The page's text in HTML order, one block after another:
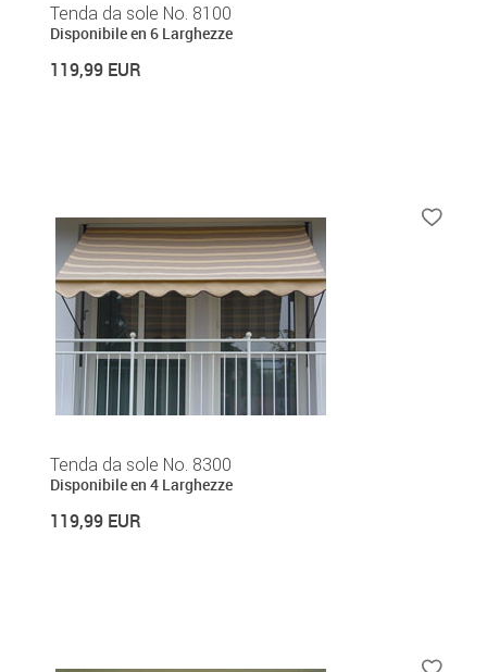
Tenda da sole No. 8100
Disponibile en 6 Larghezze
119,99 EUR
Tenda da sole No. 8300
Disponibile en 4 Larghezze
119,99 EUR